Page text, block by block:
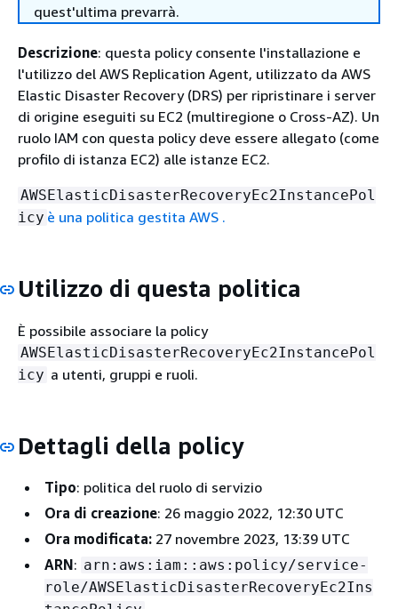
quest'ultima prevarrà.
Descrizione: questa policy consente l'installazione e
l'utilizzo del AWS Replication Agent, utilizzato da AWS
Elastic Disaster Recovery (DRS) per ripristinare i server
di origine eseguiti su EC2 (multiregione o Cross-AZ). Un
ruolo IAM con questa policy deve essere allegato (come
profilo di istanza EC2) alle istanze EC2.
AWSElasticDisasterRecoveryEc2InstancePol
icy è una politica gestita AWS .
Utilizzo di questa politica
È possibile associare la policy
AWSElasticDisasterRecoveryEc2InstancePol
icy a utenti, gruppi e ruoli.
Dettagli della policy
Tipo: politica del ruolo di servizio
Ora di creazione: 26 maggio 2022, 12:30 UTC
Ora modificata: 27 novembre 2023, 13:39 UTC
ARN: arn:aws:iam::aws:policy/service-
role/AWSElasticDisasterRecoveryEc2Ins